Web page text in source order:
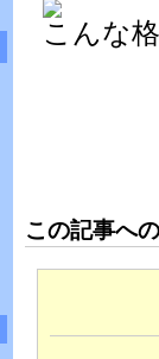
こんな
この記事へ